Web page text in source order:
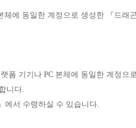
에 동일한 계정으로 생성한 『드래
폼 기기나 PC 본체에 동일한 계정으
니다.
서 수령하실 수 있습니다.